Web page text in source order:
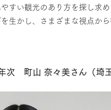
すい観光のあり方を探し求
生かし、さまざまな視点か
次 町山 奈々美さん（埼